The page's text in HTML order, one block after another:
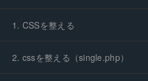
1. CSSを整える
2. cssを整える（single.php）